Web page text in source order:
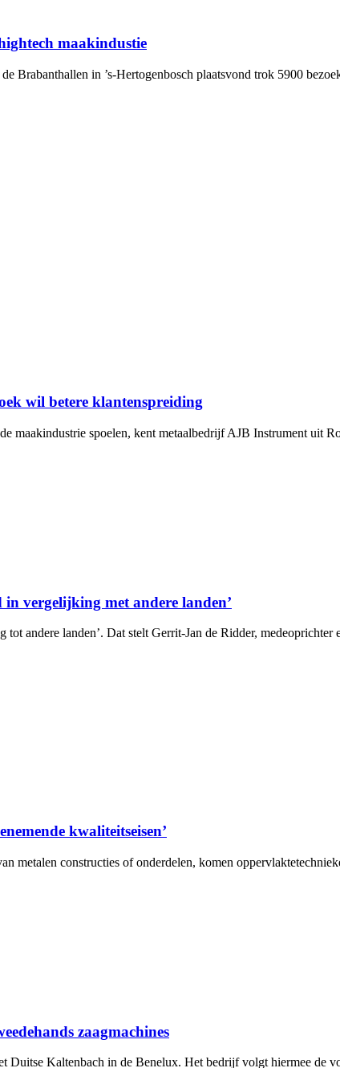
maakindustie
Brabanthallen in ’s-Hertogenbosch plaatsvond trok 5900
wil betere klantenspreiding
maakindustrie spoelen, kent metaalbedrijf AJB Instrument uit
vergelijking met andere landen’
tot andere landen’. Dat stelt Gerrit-Jan de Ridder,
kwaliteitseisen’
metalen constructies of onderdelen, komen
zaagmachines
Duitse Kaltenbach in de Benelux. Het bedrijf volgt hiermee de